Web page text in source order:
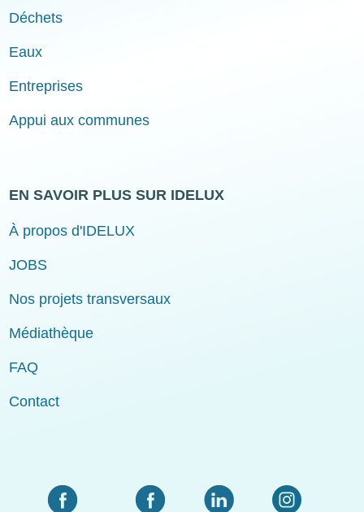
Déchets
Eaux
Entreprises
Appui aux communes
EN SAVOIR PLUS SUR IDELUX
À propos d'IDELUX
JOBS
Nos projets transversaux
Médiathèque
FAQ
Contact